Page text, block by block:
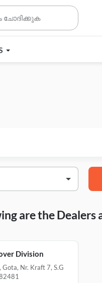
are the Dealers
Division
Gota, Nr. Kraft 7, S.g